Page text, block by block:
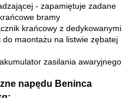
- zapamiętuje zadane
bramy
krańcowy z dedykowanymi
maontażu na listwie zębatej
zasilania awaryjnego
napędu Beninca